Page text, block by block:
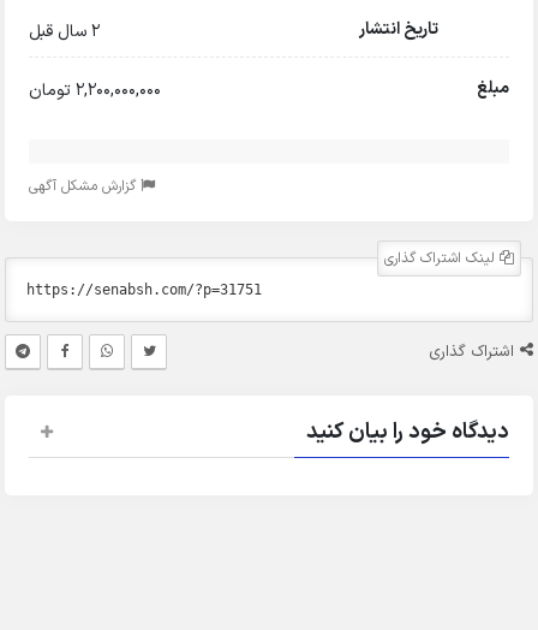
تاریخ انتشار
2 سال قبل
مبلغ 2,200,000,000 تومان
گزارش مشکل آگهی
لینک اشتراک گذاری
اشتراک گذاری
دیدگاه خود را بیان کنید